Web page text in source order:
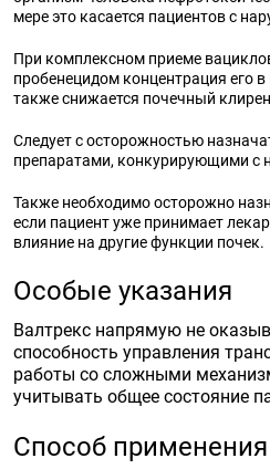
мере это касается пациентов с
При комплексном приеме
пробенецидом концентрация его
также снижается почечный
Следует с осторожностью
препаратами, конкурирующими с
Также необходимо осторожно
если пациент уже принимает
влияние на другие функции почек.
Особые указания
Валтрекс напрямую не
способность управления
работы со сложными
учитывать общее состояние
Способ применения